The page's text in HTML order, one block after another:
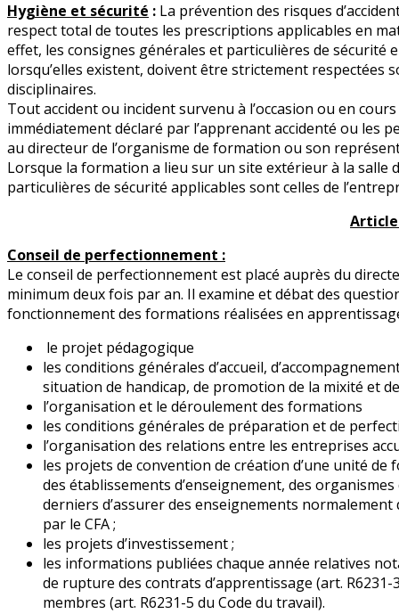
Hygiène et sécurité : La prévention des risques
respect total de toutes les prescriptions applicables en
effet, les consignes générales et particulières de sécurité
lorsqu’elles existent, doivent être strictement respectées
disciplinaires.
Tout accident ou incident survenu à l’occasion ou en
immédiatement déclaré par l’apprenant accidenté ou les
au directeur de l’organisme de formation ou son
Lorsque la formation a lieu sur un site extérieur à la salle
particulières de sécurité applicables sont celles de
Article
Conseil de perfectionnement :
Le conseil de perfectionnement est placé auprès du
minimum deux fois par an. Il examine et débat des
fonctionnement des formations réalisées en
le projet pédagogique
les conditions générales d’accueil,
situation de handicap, de promotion de la mixité et
l’organisation et le déroulement des formations
les conditions générales de préparation et de
l’organisation des relations entre les entreprises
les projets de convention de création d’une unité
des établissements d’enseignement, des
derniers d’assurer des enseignements normalement
par le CFA ;
les projets d’investissement ;
les informations publiées chaque année relatives
de rupture des contrats d’apprentissage (art.
membres (art. R6231-5 du Code du travail).